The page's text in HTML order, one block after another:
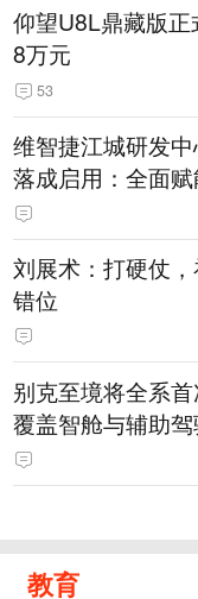
仰望U8L鼎藏版
8万元
53
维智捷江城研发
落成启用：全面
刘展术：打硬仗
错位
别克至境将全系
覆盖智舱与辅助
教育